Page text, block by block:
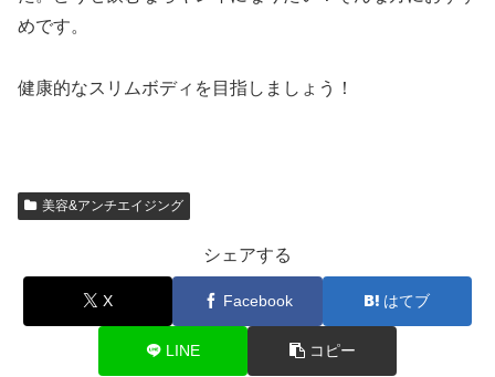
めです。
健康的なスリムボディを目指しましょう！
美容&アンチエイジング
シェアする
X Facebook はてブ
LINE コピー